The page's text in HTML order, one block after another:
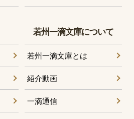
若州一滴文庫について
若州一滴文庫とは
紹介動画
一滴通信